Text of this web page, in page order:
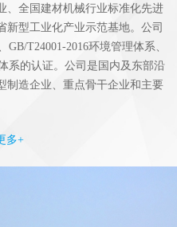
、全国建材机械行业标准化先进
新型工业化产业示范基地。公司
T24001-2016环境管理体系、
系的认证。公司是国内及东部沿
制造企业、重点骨干企业和主要
多+